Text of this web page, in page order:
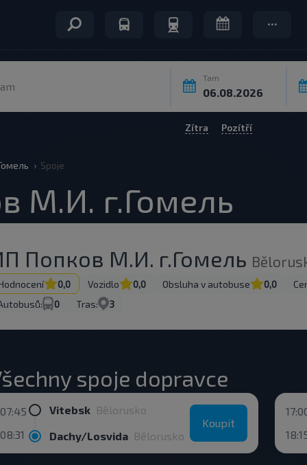
Tam
Zítra Pozítří
Spoje
М.И. г.Гомель
Попков М.И. г.Гомель
0,0 Vozidlo 0,0 Obsluha v autobuse 0,0
0 Tras: 3
spoje dopravce
07:45
08:31
Vitebsk Bělorusko
Dachy/Losvida Bělorusko
Koupit